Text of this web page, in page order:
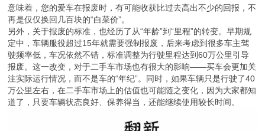
意味着，您的爱车在报废时，有可能收获比过去高出不少的回报，不
再是仅仅换回几百块的“白菜价”。
另外，关于报废的标准，也经历了从“年龄”到“里程”的转变。早期规
定中，车辆服役超过15年就需要强制报废，后来考虑到很多车主驾
驶频率低，车况依然不错，标准调整为行驶里程达到60万公里引导
报废。这一改变，对于二手车市场也有很大的影响——买车会更加关
注实际运行情况，而不是车的“年纪”。同时，如果车辆只是行驶了40
万公里左右，在二手车市场上的估值也可能随之变化，因为大家都知
道了，只要车辆状态良好、保养得当，还能继续使用较长时间。